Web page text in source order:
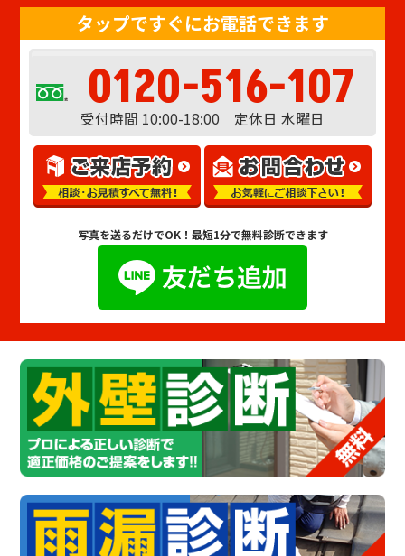
タップですぐにお電話できます
0120-516-107
受付時間 10:00-18:00 定休日 水曜日
写真を送るだけでOK！ 最短1分で無料診断できます